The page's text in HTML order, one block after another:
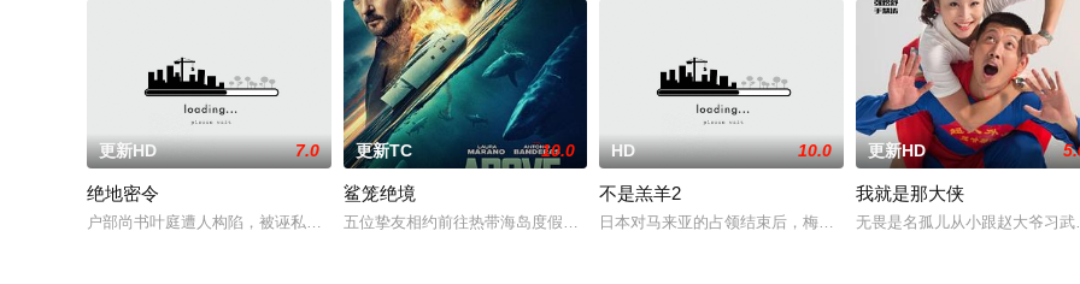
更新HD 7.0
绝地密令
户部尚书叶庭遭人构陷，被诬私贪国库银两，身陷囹圄在即，叶庭急召其子叶护相见。叶护心知父亲蒙冤，却无力翻案，只得冒险护送父亲逃亡
更新TC 10.0
鲨笼绝境
五位挚友相约前往热带海岛度假，计划在碧蓝海域中体验刺激的鲨鱼笼潜水，同时享受奢靡的派对狂欢。
HD 10.0
不是羔羊2
日本对马来亚的占领结束后，梅尔在新加坡的特别行动组担任警察
更新HD
我就是那大侠
无畏是名孤儿从小跟赵大爷习